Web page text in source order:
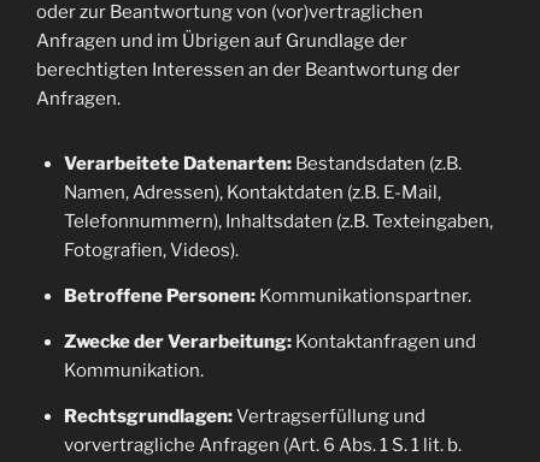
oder zur Beantwortung von (vor)vertraglichen
Anfragen und im Übrigen auf Grundlage der
berechtigten Interessen an der Beantwortung der
Anfragen.
Verarbeitete Datenarten:Bestandsdaten (z.B.
Namen, Adressen), Kontaktdaten (z.B. E-Mail,
Telefonnummern), Inhaltsdaten (z.B. Texteingaben,
Fotografien, Videos).
Betroffene Personen:Kommunikationspartner.
Zwecke der Verarbeitung:Kontaktanfragen und
Kommunikation.
Rechtsgrundlagen:Vertragserfüllung und
vorvertragliche Anfragen (Art. 6 Abs. 1 S. 1 lit. b.